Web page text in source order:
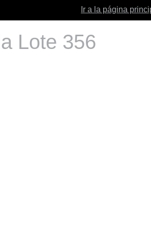
Ir a la página
Lote 356